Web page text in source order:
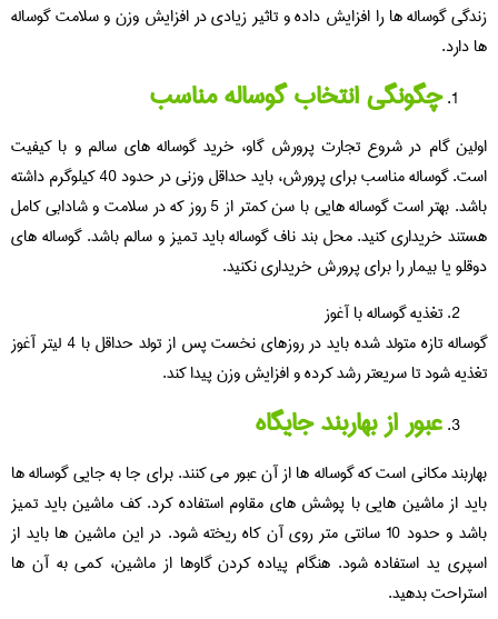
زندگی گوساله ها را افزایش داده و تاثیر زیادی در افزایش وزن و سلامت گوساله
ها دارد.
چگونگی انتخاب گوساله مناسب
اولین گام در شروع تجارت پرورش گاو، خرید گوساله های سالم و با کیفیت
است. گوساله مناسب برای پرورش، باید حداقل وزنی در حدود 40 کیلوگرم داشته
باشد. بهتر است گوساله هایی با سن کمتر از 5 روز که در سلامت و شادابی کامل
هستند خریداری کنید. محل بند ناف گوساله باید تمیز و سالم باشد. گوساله های
دوقلو یا بیمار را برای پرورش خریداری نکنید.
تغذیه گوساله با آغوز
گوساله تازه متولد شده باید در روزهای نخست پس از تولد حداقل با 4 لیتر آغوز
تغذیه شود تا سریعتر رشد کرده و افزایش وزن پیدا کند.
عبور از بهاربند جایگاه
بهاربند مکانی است که گوساله ها از آن عبور می کنند. برای جا به جایی گوساله ها
باید از ماشین هایی با پوشش های مقاوم استفاده کرد. کف ماشین باید تمیز
باشد و حدود 10 سانتی متر روی آن کاه ریخته شود. در این ماشین ها باید از
اسپری ید استفاده شود. هنگام پیاده کردن گاوها از ماشین، کمی به آن ها
استراحت بدهید.